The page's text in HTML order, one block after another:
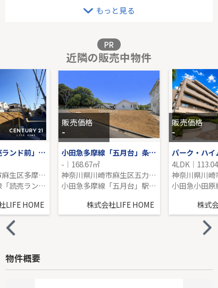
販売価格を見る
バースシティ・ザ・マーク鷺沼
4階｜3LDK｜81.24㎡｜西
販売価格を見る
もっと見る
PR
近隣の販売中物件
小田急線「読売ランド前」売地
神奈川県川崎市麻生区多摩美１丁目
小田急小田原線「読売ランド前」駅 徒歩11分
LIFE HOME
販売価格
-
小田急多摩線「五月台」条件なし土地
-｜168.67㎡
神奈川県川崎市麻生区五力田３丁目
小田急多摩線「五月台」駅 徒歩4分
株式会社LIFE HOME
販売価格
-
4LDK｜
株式
物件概要